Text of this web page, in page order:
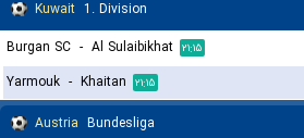
Kuwait 1. Division
Burgan SC - Al Sulaibikhat ۲۱:۱۵
Yarmouk - Khaitan ۲۱:۱۵
Austria Bundesliga